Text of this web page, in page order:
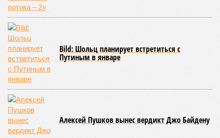
Bild: Шольц планирует встретиться с
Путиным в январе
Алексей Пушков вынес вердикт Джо Байдену